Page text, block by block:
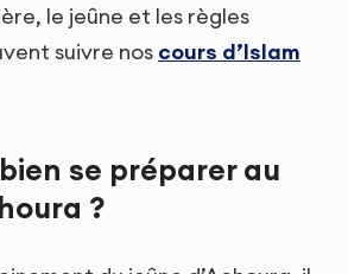
le jeûne et les règles
suivre nos cours d’Islam
se préparer au
?